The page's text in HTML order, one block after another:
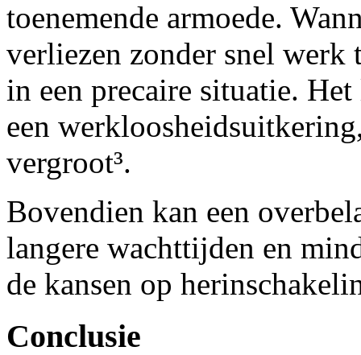
toenemende armoede.
verliezen zonder snel
in een precaire situatie.
een
vergroot³.
Bovendien kan een
langere wachttijden en
de kansen op
Conclusie